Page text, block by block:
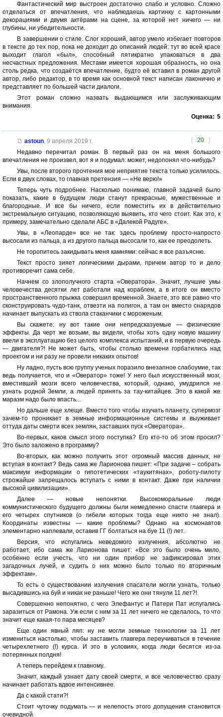
Фантастический мир выстроен достаточно слабо и условно. Сложно
отделаться от впечатления, что наблюдаешь картинку с картонными
декорациями и двумя актёрами на сцене, за которой нет ничего — ни
глубины, ни убедительности.
В завершении о стиле. Слог хороший, автор умело избегает повторов
в тексте до тех пор, пока не доходит до описаний людей: тут во всей красе
выходит глагол «был», способный пятикратно упаковаться в два
несчастных предложения. Местами имеется хорошая образность, но она
столь редка, что создаётся впечатление, будто её вставил в роман другой
автор, либо редактор, в то время как основной текст написан лаконично и
представляет по большей части диалоги.
Этот роман сложно назвать выдающимся или заслуживающим
внимания.
Оценка: 5
[ 20 ]
astoun, 9 апреля 2019 г.
Недавно перечитал роман. В первый раз он на меня большого
впечатления не произвел, вот я и подумал: может, недопонял что-нибудь?
Увы, после второго прочтения мое неприятие текста только усилилось.
Если в двух словах, то главная претензия — «Не верю!»
Теперь чуть подробнее. Насколько понимаю, главной задачей было
показать, какие в будущем люди станут прекрасные, мужественные и
благородные. И все бы ничего, если поместить их в действительно
экстремальную ситуацию, позволяющую выявить, кто чего стоит. Как это, к
примеру, замечательно сделали АБС в «Далекой Радуге».
Увы, в «Леопарде» все не так: здесь проблему просто-напросто
высосали из пальца, а из другого пальца высосали то, как ее преодолеть.
Не торопитесь закидывать меня камнями: сейчас я все разъясню.
Текст просто зияет логическими дырами, причем автор то и дело
противоречит сама себе.
Начнем со злополучного старта «Овератора». Значит, лучшие умы
человечества десятки лет работали над кораблем, а в итоге он вместо
пространственного прыжка совершил временной. Знаете, это все равно что
сконструировать чудо-танк, отвезти на полигон, а там он вместо снарядов
начинает выпускать из ствола стаканчики с мороженым.
Вы скажете: ну вот такие они непредсказуемые — физические
эффекты. Да черт же возьми, вы видели, чтобы хоть одну новую машину
ввели в эксплуатацию без целого комплекса испытаний, и в первую очередь
— двигателя?! Не может быть, чтобы столько времени горбатились над
проектом и ни разу не провели никаких опытов!
Ну ладно, пусть всю группу ученых поразило внезапное слабоумие, так
ведь получается, что и «Овератор» тоже! У него был искусственный мозг,
вместивший мозги всего человечества, который, однако, умудрился не
узнать родной Земли, а людей принять за тау-китайцев. Это в какой же
маразм надо было впасть...
Но дальше еще хлеще. Вместо того чтобы изучать планету, супермозг
зачем-то проникает в земные информационные системы и выуживает
оттуда даты смерти всех землян, заставших пуск «Овератора».
Во-первых, каков смысл этого поступка? Его кто-то об этом просил?
Это было заложено в программу?
Во-вторых, как можно получить этот огромный массив данных, не
вступая в контакт? Ведь сама же Ларионова пишет: «При задаче – собрать
максимум информации о гипотетических «таукитянах», роботу-пилоту
строжайше запрещалось вступать с ними в контакт. Даже при наличии
высокой цивилизации».
Далее — новые непонятки. Высокоморальные люди
коммунистического будущего должны были немедленно спасти главгера и
его четырех спутников (о гибели которых тогда еще никто не знал).
Координаты известны — какие проблемы? Однако на космонавтов
элементарно наплевали, оставив ГГ болтаться на буе 11 (!) лет.
Версия, что испугались неведомого излучения, абсолютно не
работает, ибо сама же Ларионова пишет: «Все это было очень мило,
особенно если учесть, что ни один прибор не зафиксировал этих
загадочных лучей, и судить о них можно было только по вторичным
эффектам».
То есть о существовании излучения спасатели могли узнать, только
высадившись на буй и никак не раньше! Чего же они тянули 11 лет?!
Совершенно непонятно, с чего Элефантус и Патери Пат испугались
заразиться от Рамона. Уж если с ним за 11 лет ничего не сделалось, то что
значит еще какая-то пара месяцев?
Еще один явный ляп: ну не могли земные технологии за 11 лет
измениться настолько, чтобы заставить главгера переучиваться в течение
четырехлетнего (!) курса. И это в условиях, когда люди бесятся из-за
потерянных полдня!
А теперь перейдем к главному.
Значит, каждый узнает дату своей смерти, и все человечество сразу
начинает работать вдвое интенсивнее.
Да с какой стати?!
Стоит чуточку подумать — и нелепость этого допущения становится
очевидной.